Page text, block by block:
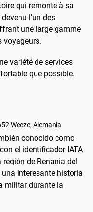
qui remonte à sa
l'un des
une large gamme
voyageurs.
variété de services
que possible.
Weeze, Alemania
conocido como
el identificador IATA
región de Renania del
interesante historia
militar durante la